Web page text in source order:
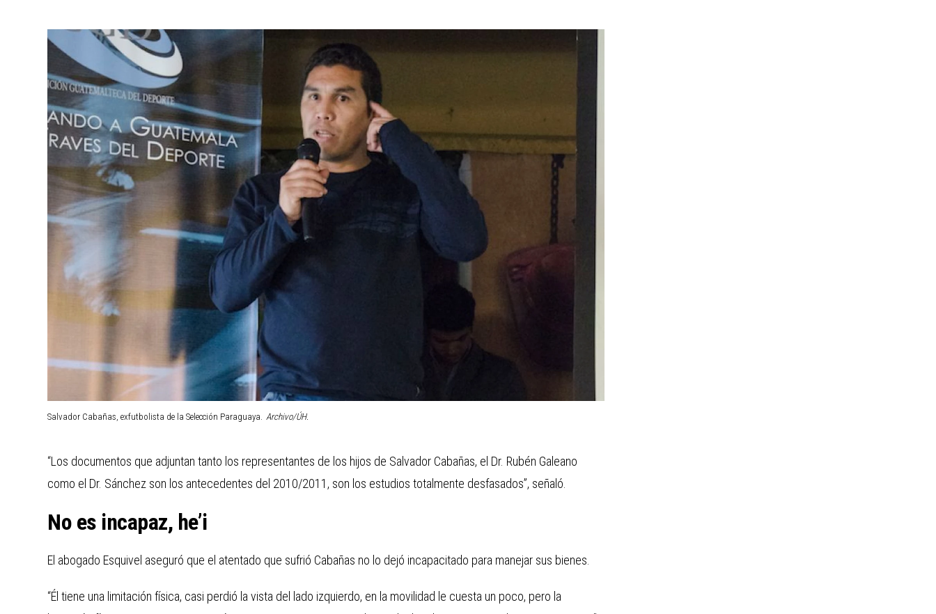
Salvador Cabañas, exfutbolista de la Selección Paraguaya. Archivo/ÚH.
“Los documentos que adjuntan tanto los representantes de los hijos de Salvador Cabañas, el Dr. Rubén Galeano
como el Dr. Sánchez son los antecedentes del 2010/2011, son los estudios totalmente desfasados”, señaló.
No es incapaz, he’i
El abogado Esquivel aseguró que el atentado que sufrió Cabañas no lo dejó incapacitado para manejar sus bienes.
“Él tiene una limitación física, casi perdió la vista del lado izquierdo, en la movilidad le cuesta un poco, pero la